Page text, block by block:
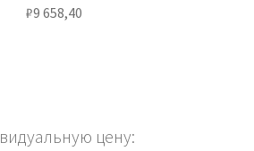
₽9 658,40
цену: